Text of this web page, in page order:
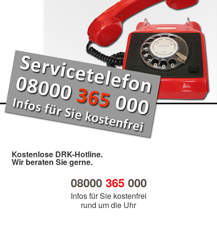
Kostenlose DRK-Hotline.
Wir beraten Sie gerne.
08000 365000
Infos für Sie kostenfrei
rund um die Uhr